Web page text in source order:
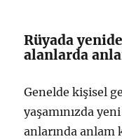
Rüyada
alanlarda
Genelde kişisel
yaşamınızda
anlarında anlam